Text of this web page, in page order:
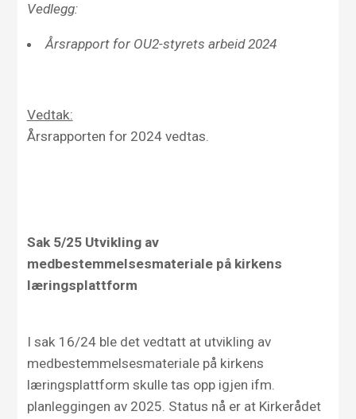
Vedlegg:
Årsrapport for OU2-styrets arbeid 2024
Vedtak:
Årsrapporten for 2024 vedtas.
Sak 5/25 Utvikling av
medbestemmelsesmateriale på kirkens
læringsplattform
I sak 16/24 ble det vedtatt at utvikling av
medbestemmelsesmateriale på kirkens
læringsplattform skulle tas opp igjen ifm.
planleggingen av 2025. Status nå er at Kirkerådet